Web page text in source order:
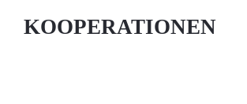
KOOPERATIONEN